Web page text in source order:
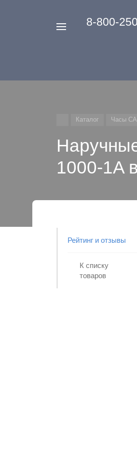
‭8-800-
Каталог Часы
1000-1A
Рейтинг и отзывы
К списку
товаров